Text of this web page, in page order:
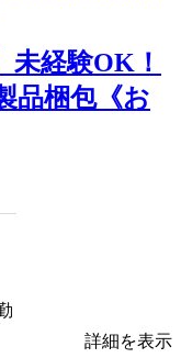
未経験OK！
品梱包《お
詳細を表示